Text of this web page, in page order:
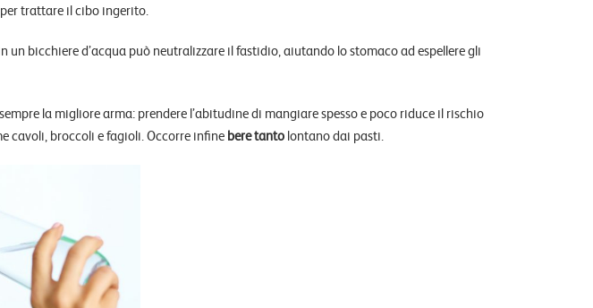
trattare il cibo ingerito.
un bicchiere d’acqua può neutralizzare il fastidio, aiutando lo stomaco ad espellere gli
la migliore arma: prendere l’abitudine di mangiare spesso e poco riduce il rischio
cavoli, broccoli e fagioli. Occorre infine bere tanto lontano dai pasti.